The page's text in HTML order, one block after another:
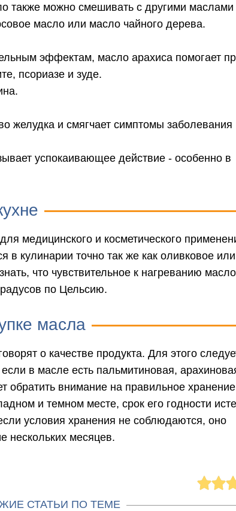
также можно смешивать с другими маслами
масло или масло чайного дерева.
эффектам, масло арахиса помогает
псориазе и зуде.
желудка и смягчает симптомы заболевания
успокаивающее действие - особенно в
медицинского и косметического
в кулинарии точно так же как оливковое или
что чувствительное к нагреванию масло
по Цельсию.
масла
о качестве продукта. Для этого
в масле есть пальмитиновая,
обратить внимание на правильное
и темном месте, срок его годности
условия хранения не соблюдаются, оно
нескольких месяцев.
СТАТЬИ ПО ТЕМЕ